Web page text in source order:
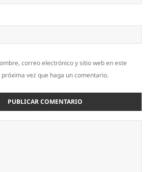
correo electrónico y sitio web en este
vez que haga un comentario.